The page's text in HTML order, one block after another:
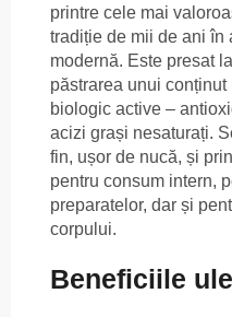
printre cele mai
tradiție de mii de ani în
modernă. Este presat
păstrarea unui
biologic active –
acizi grași nesaturați.
fin, ușor de nucă, și
pentru consum intern,
preparatelor, dar și
corpului.
Beneficiile